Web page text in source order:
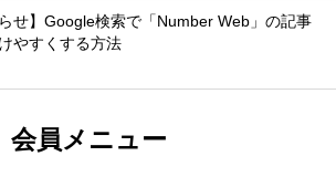
らせ】Google検索で「Number Web」の記事
やすくする方法
会員メニュー